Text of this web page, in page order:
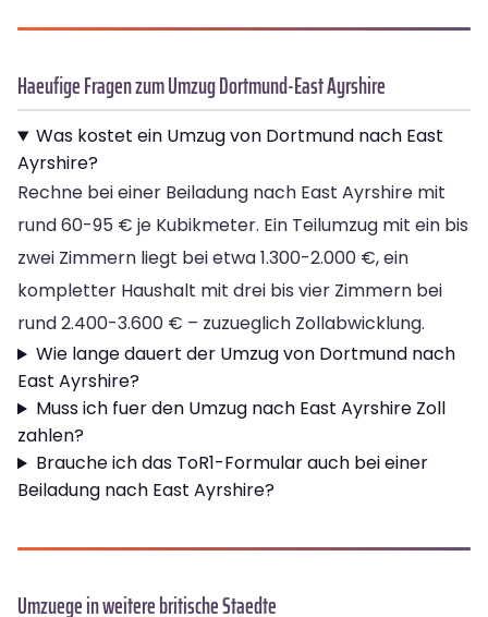
Haeufige Fragen zum Umzug Dortmund-East Ayrshire
Was kostet ein Umzug von Dortmund nach East
Ayrshire?
Rechne bei einer Beiladung nach East Ayrshire mit
rund 60-95 € je Kubikmeter. Ein Teilumzug mit ein bis
zwei Zimmern liegt bei etwa 1.300-2.000 €, ein
kompletter Haushalt mit drei bis vier Zimmern bei
rund 2.400-3.600 € – zuzueglich Zollabwicklung.
Wie lange dauert der Umzug von Dortmund nach
East Ayrshire?
Muss ich fuer den Umzug nach East Ayrshire Zoll
zahlen?
Brauche ich das ToR1-Formular auch bei einer
Beiladung nach East Ayrshire?
Umzuege in weitere britische Staedte